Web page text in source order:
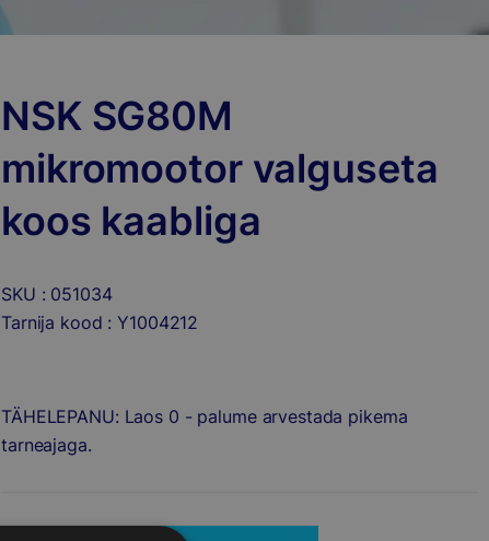
NSK SG80M
mikromootor valguseta
koos kaabliga
SKU : 051034
Tarnija kood : Y1004212
TÄHELEPANU: Laos 0 - palume arvestada pikema
tarneajaga.